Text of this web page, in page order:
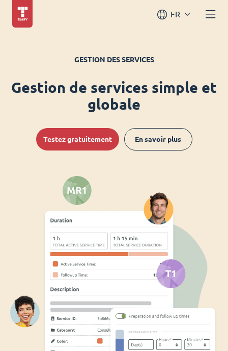
FR
GESTION DES SERVICES
Gestion de services simple et
globale
Testez gratuitement En savoir plus